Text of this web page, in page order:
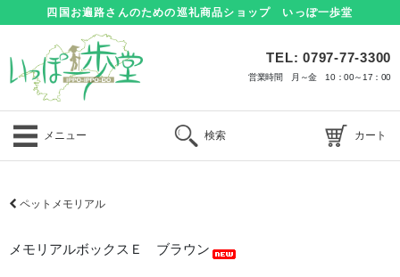
四国お遍路さんのための巡礼商品ショップ いっぽ一歩堂
TEL: 0797-77-3300
営業時間 月～金 10：00～17：00
メニュー 検索 カート
ペットメモリアル
メモリアルボックスＥ ブラウン